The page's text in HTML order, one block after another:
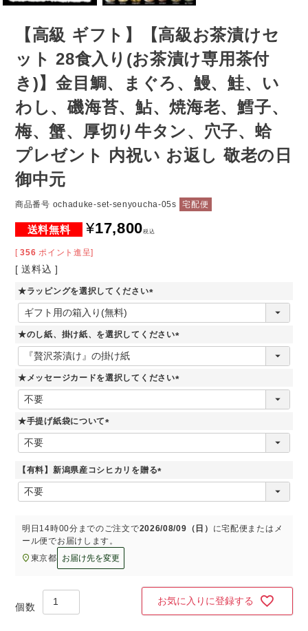
【高級 ギフト】【高級お茶漬けセ
ット 28食入り(お茶漬け専用茶付
き)】金目鯛、まぐろ、鰻、鮭、い
わし、磯海苔、鮎、焼海老、鱈子、
梅、蟹、厚切り牛タン、穴子、蛤
プレゼント 内祝い お返し 敬老の日
御中元
商品番号 ochaduke-set-senyoucha-05s 宅配便
¥17,800税込
[ 356 ポイント進呈]
送料込
★ラッピングを選択してください
(
須
★のし紙、掛け紙、を選択してください
(
須
★メッセージカードを選択してください
(
★手提げ紙袋について
(
)
【有料】新潟県産コシヒカリを贈る
(
明日 14時00分 までのご注文で2026/08/09（日） に宅配便またはメ
ール便でお届けします。
東京都
お届け先を変更
お気に入りに登録する